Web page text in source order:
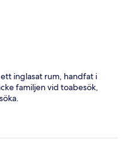
inglasat rum, handfat i
familjen vid toabesök,